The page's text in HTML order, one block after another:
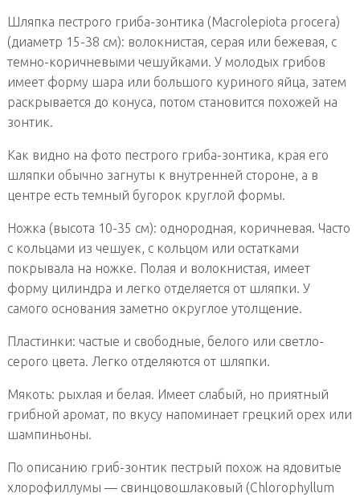
Шляпка пестрого гриба-зонтика (Macrolepiota procera)
(диаметр 15-38 см): волокнистая, серая или бежевая, с
темно-коричневыми чешуйками. У молодых грибов
имеет форму шара или большого куриного яйца, затем
раскрывается до конуса, потом становится похожей на
зонтик.
Как видно на фото пестрого гриба-зонтика, края его
шляпки обычно загнуты к внутренней стороне, а в
центре есть темный бугорок круглой формы.
Ножка (высота 10-35 см): однородная, коричневая. Часто
с кольцами из чешуек, с кольцом или остатками
покрывала на ножке. Полая и волокнистая, имеет
форму цилиндра и легко отделяется от шляпки. У
самого основания заметно округлое утолщение.
Пластинки: частые и свободные, белого или светло-
серого цвета. Легко отделяются от шляпки.
Мякоть: рыхлая и белая. Имеет слабый, но приятный
грибной аромат, по вкусу напоминает грецкий орех или
шампиньоны.
По описанию гриб-зонтик пестрый похож на ядовитые
хлорофиллумы — свинцовошлаковый (Chlorophyllum